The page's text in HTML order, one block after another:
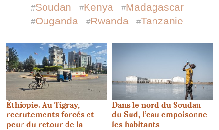
Soudan
Kenya
Madagascar
Ouganda
Rwanda Tanzanie
Éthiopie. Au Tigray,
recrutements forcés et
peur du retour de la
Dans le nord du Soudan
du Sud, l’eau empoisonne
les habitants